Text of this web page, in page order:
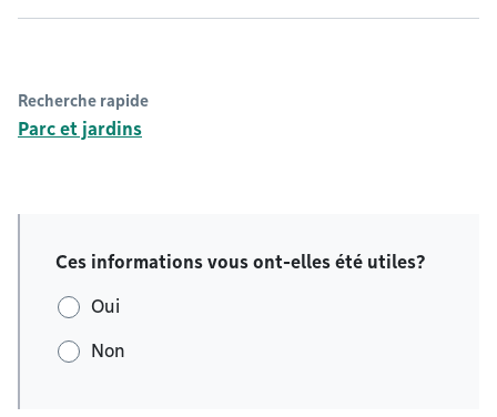
Recherche rapide
Parc et jardins
Ces informations vous ont-elles été utiles?
Oui
Non